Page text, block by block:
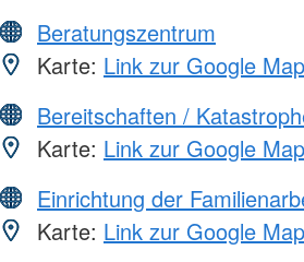
Beratungszentrum
Karte: Link zur Google
Bereitschaften /
Karte: Link zur Google
Einrichtung der
Karte: Link zur Google